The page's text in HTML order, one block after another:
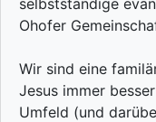
selbstständige
Ohofer
Wir sind eine
Jesus immer
Umfeld (und